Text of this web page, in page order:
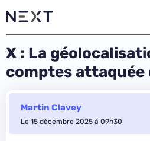
X : La
comptes attaquée
Martin Clavey
Le 15 décembre 2025 à 09h30